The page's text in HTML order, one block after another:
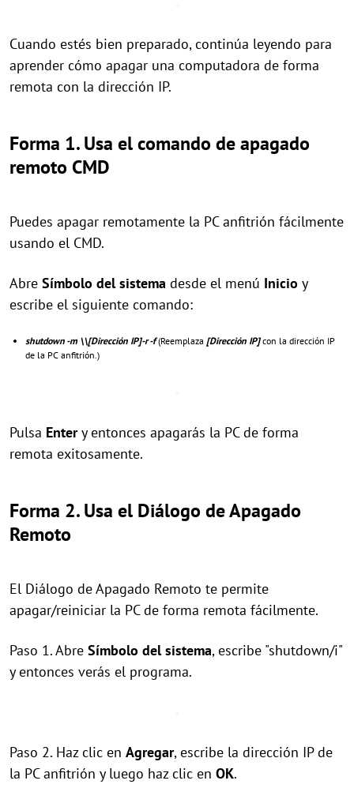
Cuando estés bien preparado, continúa leyendo para
aprender cómo apagar una computadora de forma
remota con la dirección IP.
Forma 1. Usa el comando de apagado
remoto CMD
Puedes apagar remotamente la PC anfitrión fácilmente
usando el CMD.
Abre Símbolo del sistema desde el menú Inicio y
escribe el siguiente comando:
shutdown -m \\[Dirección IP]-r -f(Reemplaza [Dirección IP]con la dirección IP
de la PC anfitrión.)
Pulsa Entery entonces apagarás la PC de forma
remota exitosamente.
Forma 2. Usa el Diálogo de Apagado
Remoto
El Diálogo de Apagado Remoto te permite
apagar/reiniciar la PC de forma remota fácilmente.
Paso 1. Abre Símbolo del sistema, escribe "shutdown/i"
y entonces verás el programa.
Paso 2. Haz clic en Agregar, escribe la dirección IP de
la PC anfitrión y luego haz clic en OK.